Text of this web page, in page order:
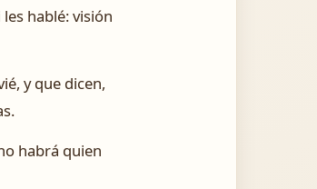
hablé: visión
y que dicen,
habrá quien